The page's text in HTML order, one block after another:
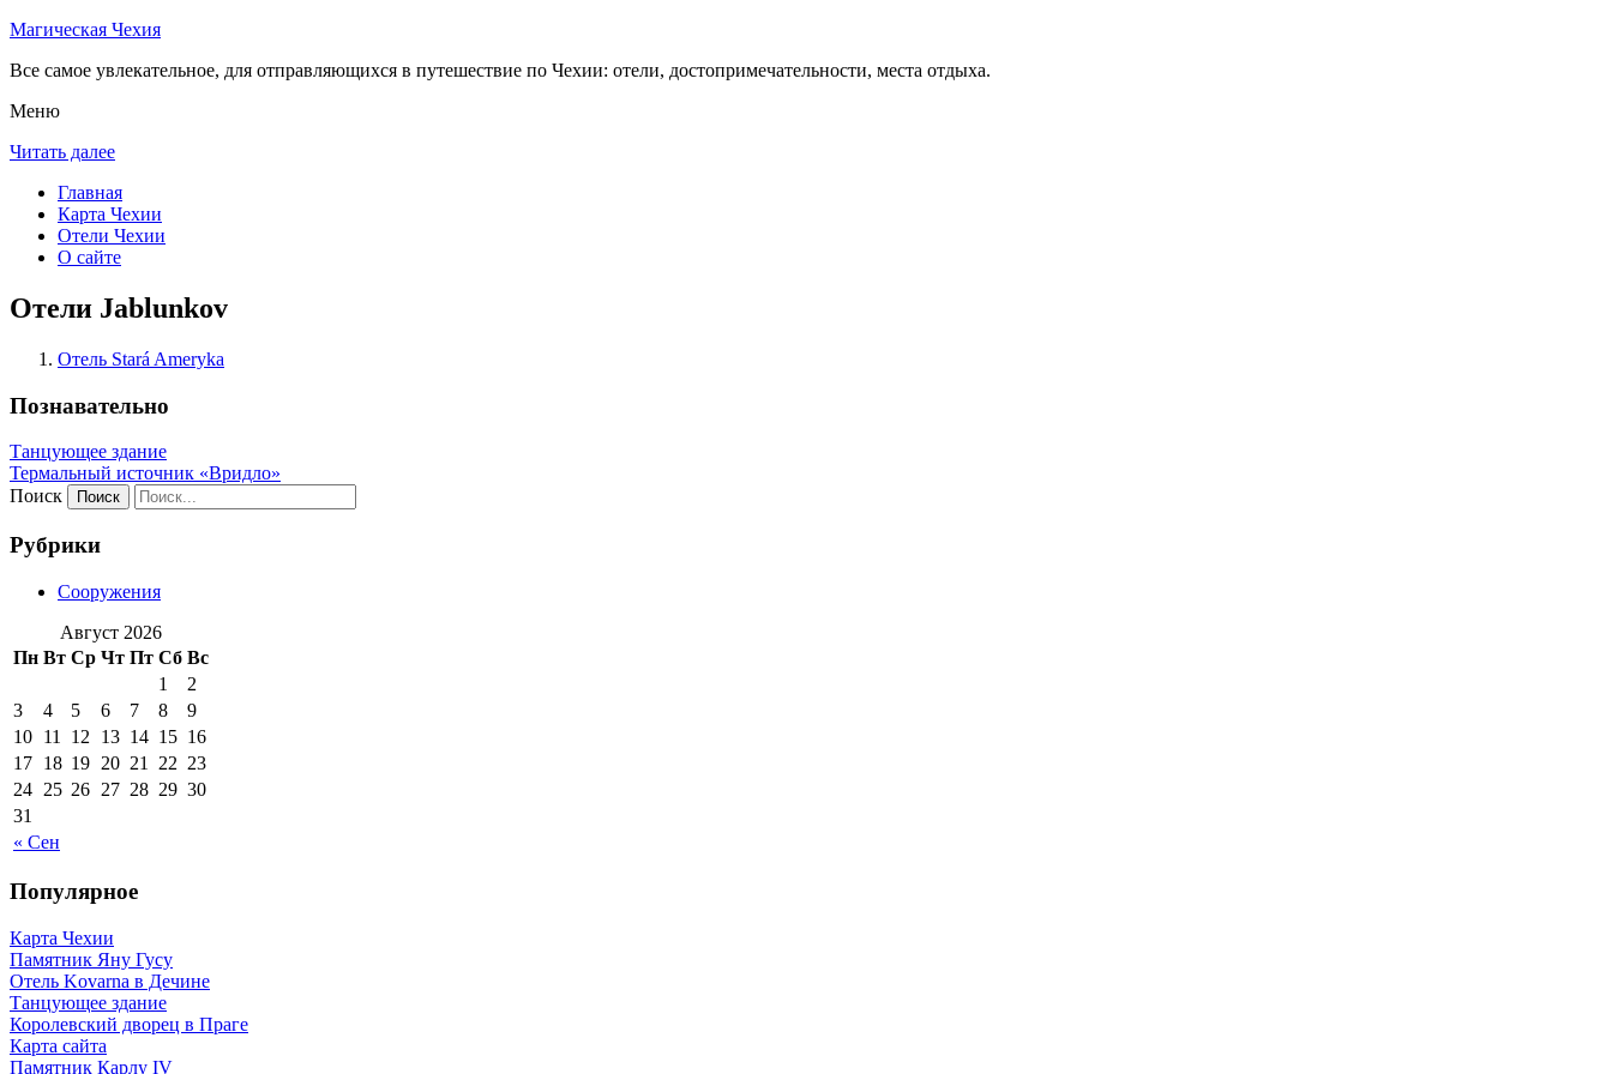
Магическая Чехия
Все самое увлекательное, для отправляющихся в путешествие по Чехии: отели, достопримечательности, места отдыха.
Меню
Читать далее
Главная
Карта Чехии
Отели Чехии
О сайте
Отели Jablunkov
Отель Stará Ameryka
Познавательно
Танцующее здание
Термальный источник «Вридло»
Поиск
Рубрики
Сооружения
Август 2026
Пн Вт Ср Чт Пт Сб Вс
« Сен
1
2
3
4 5 6 7 8
9
10 11 12 13 14 15 16
17 18 19 20 21 22 23
24 25 26 27 28 29 30
31
Популярное
Карта Чехии
Памятник Яну Гусу
Отель Kovarna в Дечине
Танцующее здание
Королевский дворец в Праге
Карта сайта
Памятник Карлу IV